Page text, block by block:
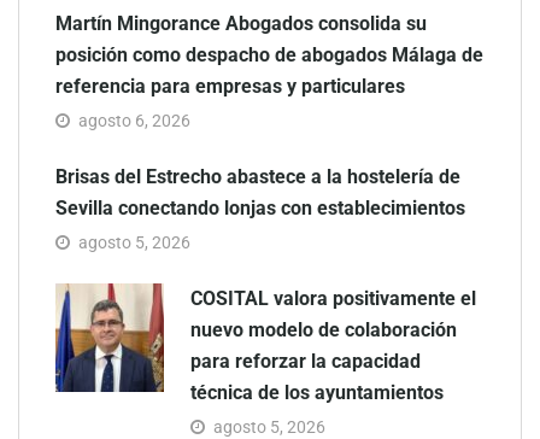
Martín Mingorance Abogados consolida su
posición como despacho de abogados Málaga de
referencia para empresas y particulares
agosto 6, 2026
Brisas del Estrecho abastece a la hostelería de
Sevilla conectando lonjas con establecimientos
agosto 5, 2026
COSITAL valora positivamente el
nuevo modelo de colaboración
para reforzar la capacidad
técnica de los ayuntamientos
agosto 5, 2026